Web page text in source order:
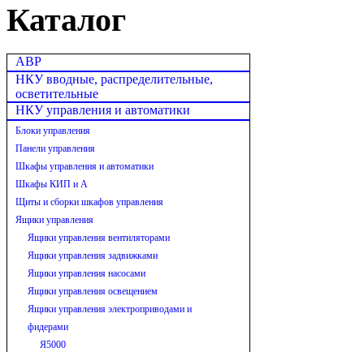
Каталог
АВР
НКУ вводные, распределительные,
осветительные
НКУ управления и автоматики
Блоки управления
Панели управления
Шкафы управления и автоматики
Шкафы КИП и А
Щиты и сборки шкафов управления
Ящики управления
Ящики управления вентиляторами
Ящики управления задвижками
Ящики управления насосами
Ящики управления освещением
Ящики управления электроприводами и
фидерами
Я5000